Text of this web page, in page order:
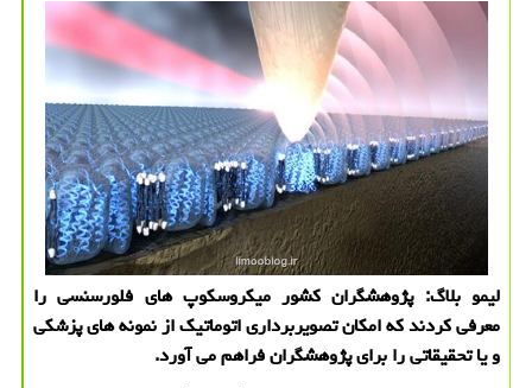
لیمو بلاگ: پژوهشگران كشور میكروسكوپ های فلورسنسی را
معرفی كردند كه امكان تصویربرداری اتوماتیك از نمونه های پزشكی
و یا تحقیقاتی را برای پژوهشگران فراهم می آورد.